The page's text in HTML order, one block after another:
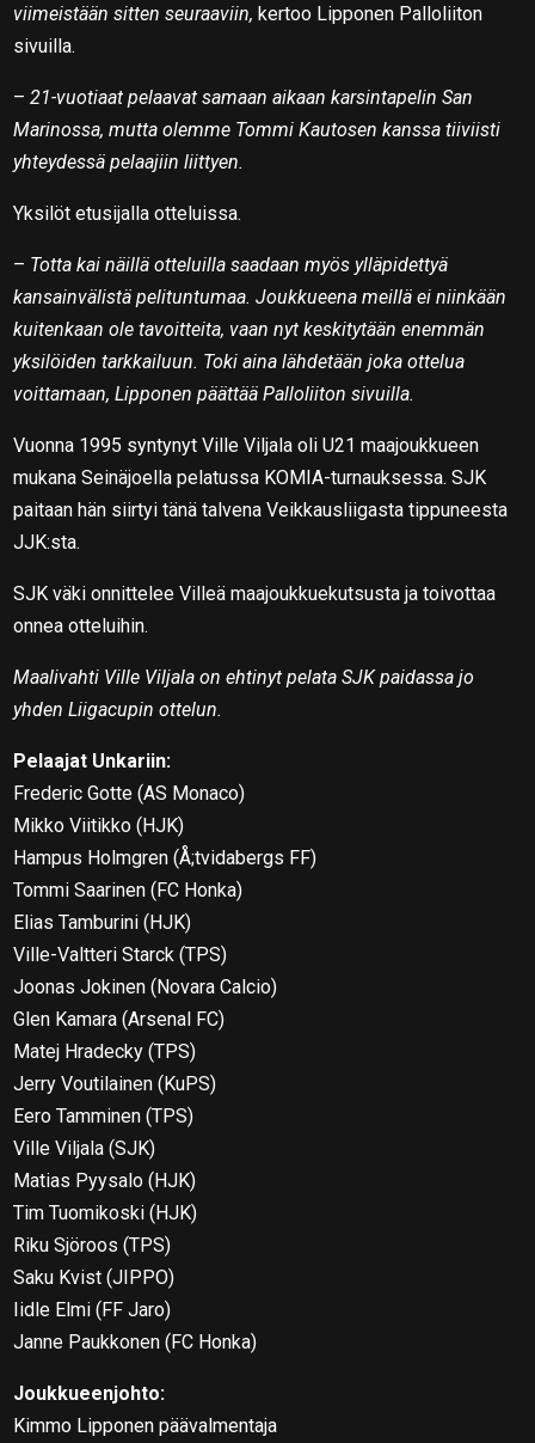
viimeistään sitten seuraaviin, kertoo Lipponen Palloliiton
sivuilla.
–21-vuotiaat pelaavat samaan aikaan karsintapelin San
Marinossa, mutta olemme Tommi Kautosen kanssa tiiviisti
yhteydessä pelaajiin liittyen.
Yksilöt etusijalla otteluissa.
– Totta kai näillä otteluilla saadaan myös ylläpidettyä
kansainvälistä pelituntumaa. Joukkueena meillä ei niinkään
kuitenkaan ole tavoitteita, vaan nyt keskitytään enemmän
yksilöiden tarkkailuun. Toki aina lähdetään joka ottelua
voittamaan, Lipponen päättää Palloliiton sivuilla.
Vuonna 1995 syntynyt Ville Viljala oli U21 maajoukkueen
mukana Seinäjoella pelatussa KOMIA-turnauksessa. SJK
paitaan hän siirtyi tänä talvena Veikkausliigasta tippuneesta
JJK:sta.
SJK väki onnittelee Villeä maajoukkuekutsusta ja toivottaa
onnea otteluihin.
Maalivahti Ville Viljala on ehtinyt pelata SJK paidassa jo
yhden Liigacupin ottelun.
Pelaajat Unkariin:
Frederic Gotte (AS Monaco)
Mikko Viitikko (HJK)
Hampus Holmgren (Å;tvidabergs FF)
Tommi Saarinen (FC Honka)
Elias Tamburini (HJK)
Ville-Valtteri Starck (TPS)
Joonas Jokinen (Novara Calcio)
Glen Kamara (Arsenal FC)
Matej Hradecky (TPS)
Jerry Voutilainen (KuPS)
Eero Tamminen (TPS)
Ville Viljala (SJK)
Matias Pyysalo (HJK)
Tim Tuomikoski (HJK)
Riku Sjöroos (TPS)
Saku Kvist (JIPPO)
Iidle Elmi (FF Jaro)
Janne Paukkonen (FC Honka)
Joukkueenjohto:
Kimmo Lipponen päävalmentaja